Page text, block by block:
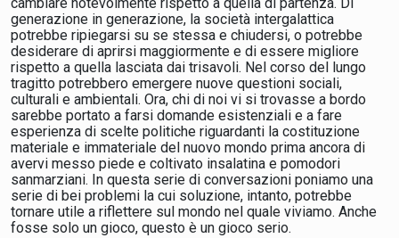
generazione in generazione, la società intergalattica
potrebbe ripiegarsi su se stessa e chiudersi, o potrebbe
desiderare di aprirsi maggiormente e di essere migliore
rispetto a quella lasciata dai trisavoli. Nel corso del lungo
tragitto potrebbero emergere nuove questioni sociali,
culturali e ambientali. Ora, chi di noi vi si trovasse a bordo
sarebbe portato a farsi domande esistenziali e a fare
esperienza di scelte politiche riguardanti la costituzione
materiale e immateriale del nuovo mondo prima ancora di
avervi messo piede e coltivato insalatina e pomodori
sanmarziani. In questa serie di conversazioni poniamo una
serie di bei problemi la cui soluzione, intanto, potrebbe
tornare utile a riflettere sul mondo nel quale viviamo. Anche
fosse solo un gioco, questo è un gioco serio.